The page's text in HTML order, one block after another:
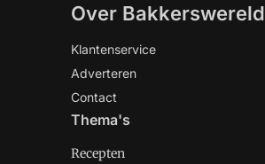
Over Bakkerswereld
Klantenservice
Adverteren
Contact
Thema's
Recepten